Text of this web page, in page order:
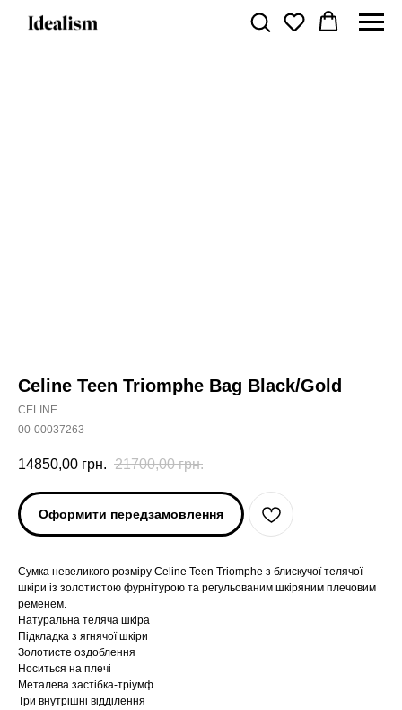
Celine Teen Triomphe Bag Black/Gold
CELINE
00-00037263
14850,00 грн. 21700,00 грн.
Оформити передзамовлення
Cумка невеликого розміру Celine Teen Triomphe з блискучої телячої
шкіри із золотистою фурнітурою та регульованим шкіряним плечовим
ременем.
Натуральна теляча шкіра
Підкладка з ягнячої шкіри
Золотисте оздоблення
Носиться на плечі
Металева застібка-тріумф
Три внутрішні відділення